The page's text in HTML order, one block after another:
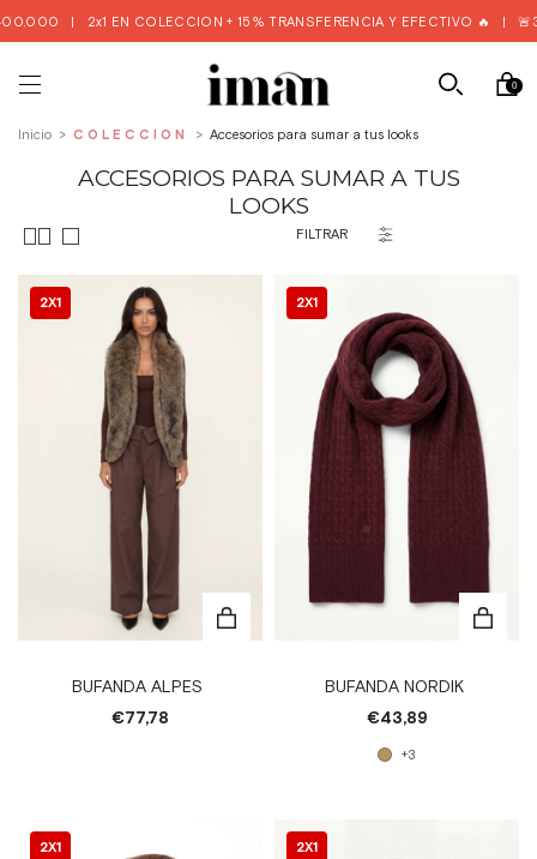
| 2x1 EN COLECCION + 15% TRANSFERENCIA Y EFECTIVO 🔥 | 🚨3
0
Inicio > COLECCIÓN > Accesorios para sumar a tus looks
ACCESORIOS PARA SUMAR A TUS
LOOKS
FILTRAR
2X1
BUFANDA ALPES
€77,78
2X1
BUFANDA NORDIK
€43,89
+3
2X1 2X1